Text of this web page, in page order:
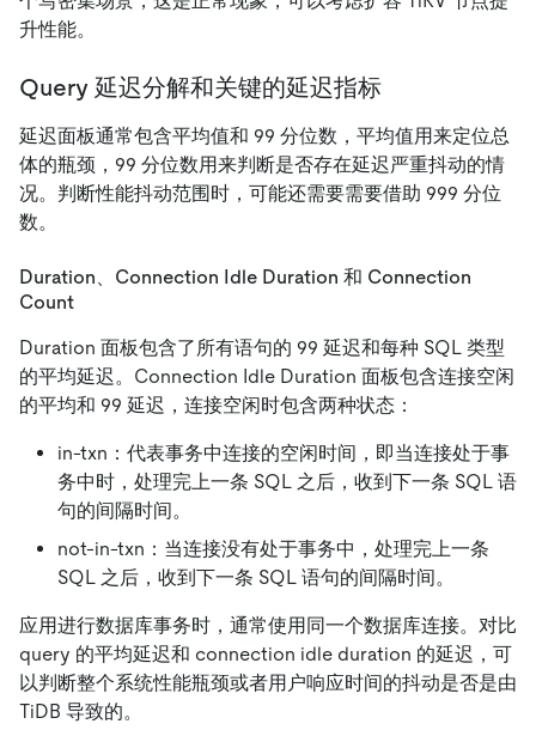
升性能。
Query 延迟分解和关键的延迟指标
延迟面板通常包含平均值和 99 分位数，平均值用来定位总
体的瓶颈，99 分位数用来判断是否存在延迟严重抖动的情
况。判断性能抖动范围时，可能还需要需要借助 999 分位
数。
Duration、Connection Idle Duration 和 Connection
Count
Duration 面板包含了所有语句的 99 延迟和每种 SQL 类型
的平均延迟。Connection Idle Duration 面板包含连接空闲
的平均和 99 延迟，连接空闲时包含两种状态：
in-txn：代表事务中连接的空闲时间，即当连接处于事
务中时，处理完上一条 SQL 之后，收到下一条 SQL 语
句的间隔时间。
not-in-txn：当连接没有处于事务中，处理完上一条
SQL 之后，收到下一条 SQL 语句的间隔时间。
应用进行数据库事务时，通常使用同一个数据库连接。对比
query 的平均延迟和 connection idle duration 的延迟，可
以判断整个系统性能瓶颈或者用户响应时间的抖动是否是由
TiDB 导致的。